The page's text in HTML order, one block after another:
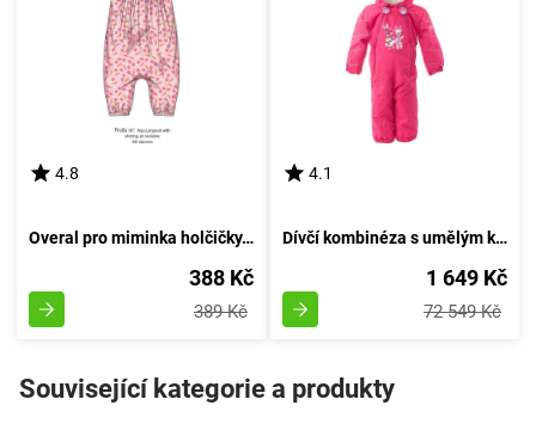
4.8
Overal pro miminka holčičky, Minoti, Fruits 7, růžový - velikost 86/92 | 18-24 měsíců
388 Kč
389 Kč
4.1
Dívčí kombinéza s umělým kožešinovým límcem, Pidilidi, PD1131-03, růžová - velikost 98 | 3 roky
1 649 Kč
72 549 Kč
Související kategorie a produkty